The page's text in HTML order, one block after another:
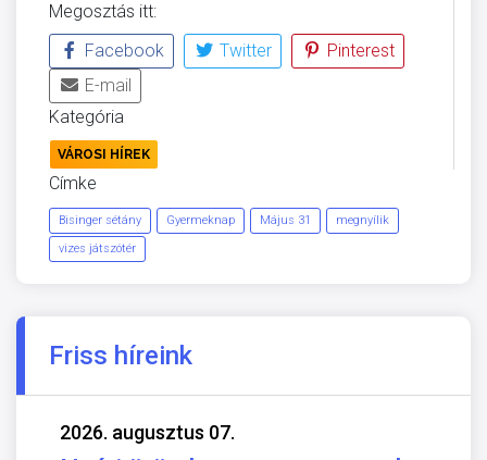
Megosztás itt:
Facebook
Twitter
Pinterest
E-mail
Kategória
VÁROSI HÍREK
Címke
Bisinger sétány Gyermeknap Május 31
megnyílik
vizes játszótér
Friss híreink
2026. augusztus 07.